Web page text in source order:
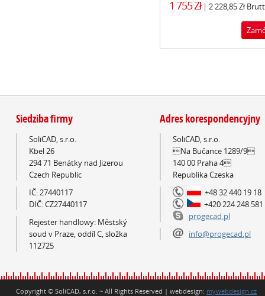
1 755 Zł| 2 228,85 Zł
Siedziba firmy
SoliCAD, s.r.o.
Kbel 26
294 71 Benátky nad Jizerou
Czech Republic
IČ: 27440117
DIČ: CZ27440117
Rejester handlowy: Městský
soud v Praze, oddíl C, složka
112725
Adres korespondencyjny
SoliCAD, s.r.o.
Na Bučance 1289/9
140 00 Praha 4
Republika Czeska
+48 32 440 19 18
+420 224 248 581
progecad.pl
info@progecad.pl
Copyright © SoliCAD, s.r.o. ~ All Rights Reserved | webdesign: mywebdesign.cz